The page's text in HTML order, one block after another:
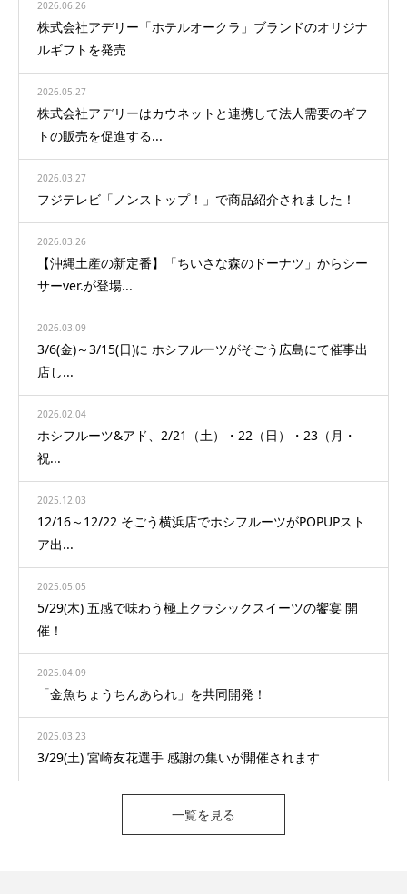
2026.06.26
株式会社アデリー「ホテルオークラ」ブランドのオリジナ
ルギフトを発売
2026.05.27
株式会社アデリーはカウネットと連携して法人需要のギフ
トの販売を促進する...
2026.03.27
フジテレビ「ノンストップ！」で商品紹介されました！
2026.03.26
【沖縄土産の新定番】「ちいさな森のドーナツ」からシー
サーver.が登場...
2026.03.09
3/6(金)～3/15(日)に ホシフルーツがそごう広島にて催事出
店し...
2026.02.04
ホシフルーツ&アド、2/21（土）・22（日）・23（月・
祝...
2025.12.03
12/16～12/22 そごう横浜店でホシフルーツがPOPUPスト
ア出...
2025.05.05
5/29(木) 五感で味わう極上クラシックスイーツの饗宴 開
催！
2025.04.09
「金魚ちょうちんあられ」を共同開発！
2025.03.23
3/29(土) 宮崎友花選手 感謝の集いが開催されます
一覧を見る